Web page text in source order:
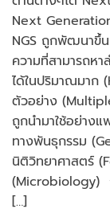
Next
NGS ถูกพัฒนาขึ้น
ความที่สามารถห
ได้ในปริมาณมา
ตัวอย่าง
ถูกนำมาใช้อย่าง
ทางพันธุกรรม
นิติวิทยาศาสตร์
(Microbiology)
[…]